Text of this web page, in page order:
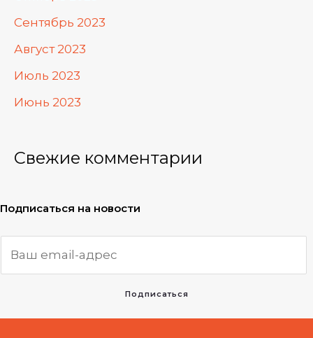
Сентябрь 2023
Август 2023
Июль 2023
Июнь 2023
Свежие комментарии
Подписаться на новости
Подписаться